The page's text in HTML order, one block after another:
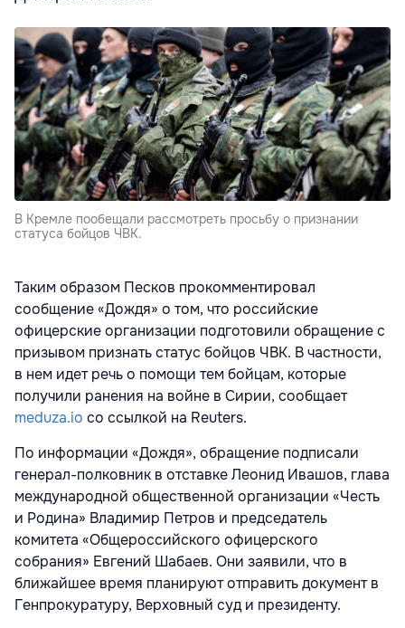
В Кремле пообещали рассмотреть просьбу о признании
статуса бойцов ЧВК.
Таким образом Песков прокомментировал
сообщение «Дождя» о том, что российские
офицерские организации подготовили обращение с
призывом признать статус бойцов ЧВК. В частности,
в нем идет речь о помощи тем бойцам, которые
получили ранения на войне в Сирии, сообщает
meduza.io со ссылкой на Reuters.
По информации «Дождя», обращение подписали
генерал-полковник в отставке Леонид Ивашов, глава
международной общественной организации «Честь
и Родина» Владимир Петров и председатель
комитета «Общероссийского офицерского
собрания» Евгений Шабаев. Они заявили, что в
ближайшее время планируют отправить документ в
Генпрокуратуру, Верховный суд и президенту.